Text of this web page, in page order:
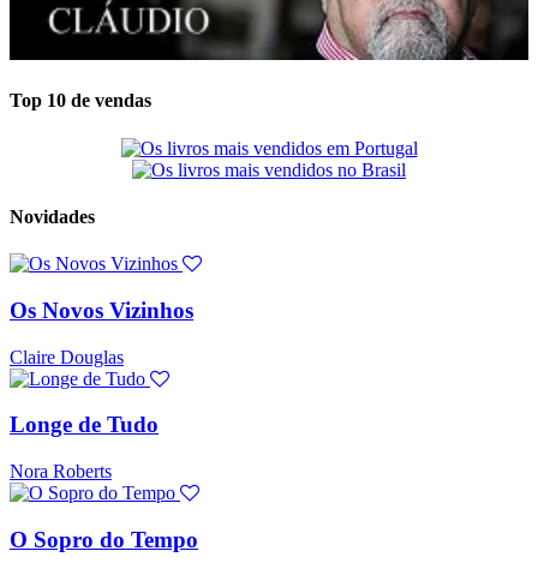
Top 10 de vendas
Novidades
Os Novos Vizinhos
Claire Douglas
Longe de Tudo
Nora Roberts
O Sopro do Tempo